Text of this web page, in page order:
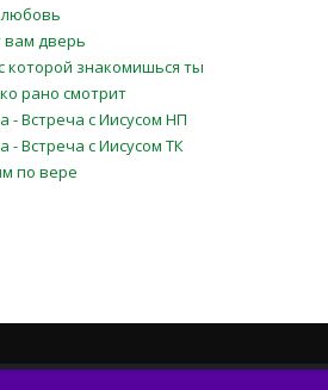
дверь
знакомишься ты
рано смотрит
Встреча с Иисусом НП
Встреча с Иисусом ТК
по вере